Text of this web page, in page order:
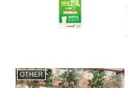
OTHER